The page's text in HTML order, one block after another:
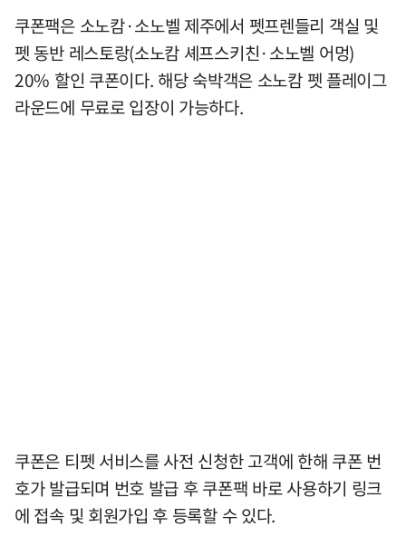
쿠폰팩은 소노캄·소노벨 제주에서 펫프렌들리 객실 및
펫 동반 레스토랑(소노캄 셰프스키친·소노벨 어멍)
20% 할인 쿠폰이다. 해당 숙박객은 소노캄 펫 플레이그
라운드에 무료로 입장이 가능하다.
쿠폰은 티펫 서비스를 사전 신청한 고객에 한해 쿠폰 번
호가 발급되며 번호 발급 후 쿠폰팩 바로 사용하기 링크
에 접속 및 회원가입 후 등록할 수 있다.